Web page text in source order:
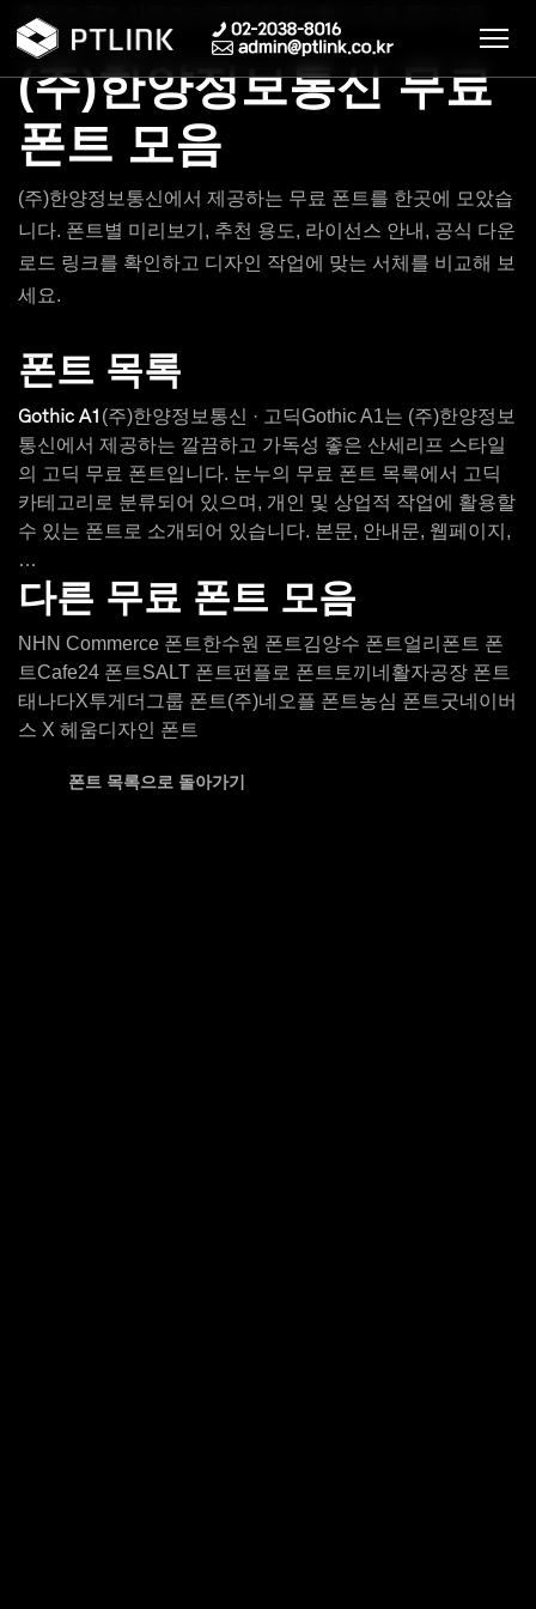
홈/
무료 폰트 모음
(주)한양정보통신 무료
폰트 모음
(주)한양정보통신에서 제공하는 무료 폰트를 한곳에 모았습
니다. 폰트별 미리보기, 추천 용도, 라이선스 안내, 공식 다운
로드 링크를 확인하고 디자인 작업에 맞는 서체를 비교해 보
세요.
폰트 목록
Gothic A1 (주)한양정보통신 · 고딕Gothic A1는 (주)한양정보
통신에서 제공하는 깔끔하고 가독성 좋은 산세리프 스타일
의 고딕 무료 폰트입니다. 눈누의 무료 폰트 목록에서 고딕
카테고리로 분류되어 있으며, 개인 및 상업적 작업에 활용할
수 있는 폰트로 소개되어 있습니다. 본문, 안내문, 웹페이지,
…
다른 무료 폰트 모음
NHN Commerce 폰트 한수원 폰트 김양수 폰트 얼리폰트 폰
트Cafe24 폰트 SALT 폰트 펀플로 폰트 토끼네활자공장 폰트
태나다X투게더그룹 폰트 (주)네오플 폰트 농심 폰트 굿네이버
스 X 헤움디자인 폰트
폰트 목록으로 돌아가기